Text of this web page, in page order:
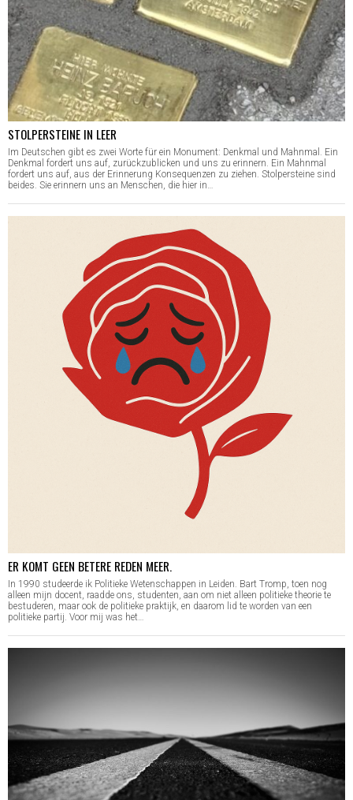
STOLPERSTEINE IN LEER
Im Deutschen gibt es zwei Worte für ein Monument: Denkmal und Mahnmal. Ein
Denkmal fordert uns auf, zurückzublicken und uns zu erinnern. Ein Mahnmal
fordert uns auf, aus der Erinnerung Konsequenzen zu ziehen. Stolpersteine sind
beides. Sie erinnern uns an Menschen, die hier in…
ER KOMT GEEN BETERE REDEN MEER.
In 1990 studeerde ik Politieke Wetenschappen in Leiden. Bart Tromp, toen nog
alleen mijn docent, raadde ons, studenten, aan om niet alleen politieke theorie te
bestuderen, maar ook de politieke praktijk, en daarom lid te worden van een
politieke partij. Voor mij was het…